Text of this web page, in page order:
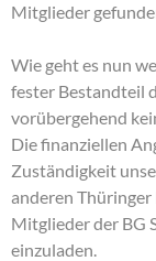
Mitglieder
Wie geht es nun
fester Bestandteil
vorübergehend
Die finanziellen
Zuständigkeit
anderen Thüringer
Mitglieder der BG
einzuladen.